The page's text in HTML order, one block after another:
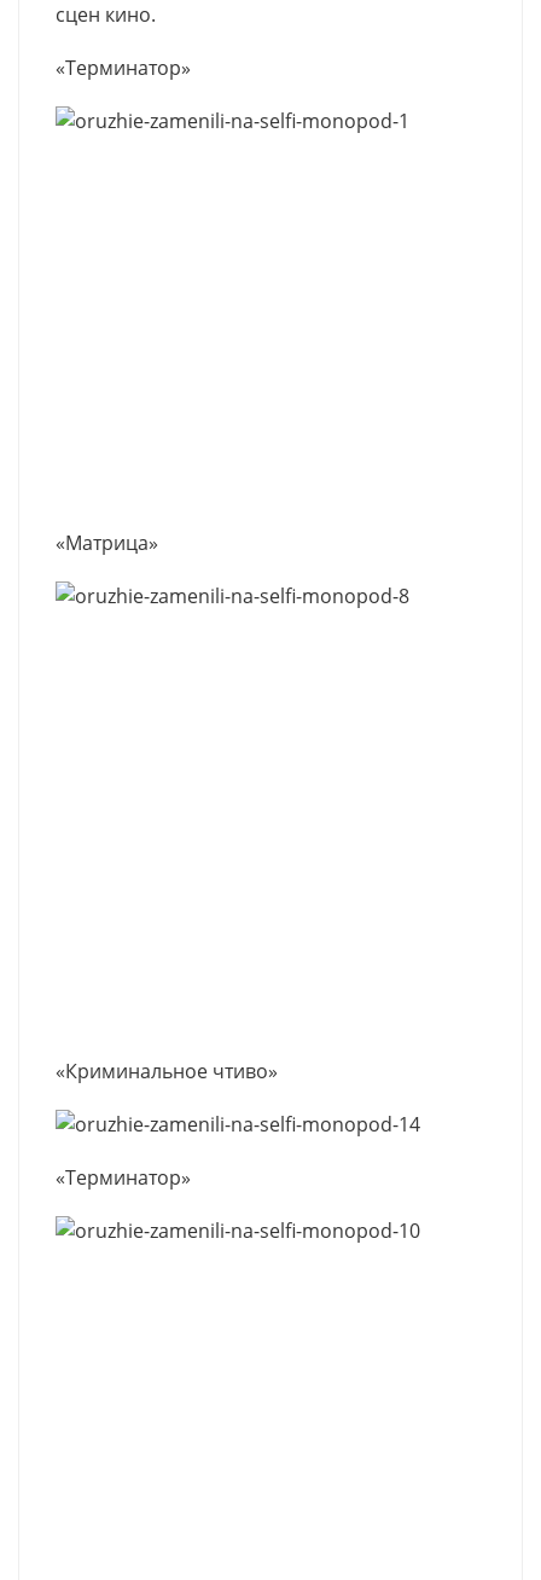
сцен кино.
«Терминатор»
«Матрица»
«Криминальное чтиво»
«Терминатор»